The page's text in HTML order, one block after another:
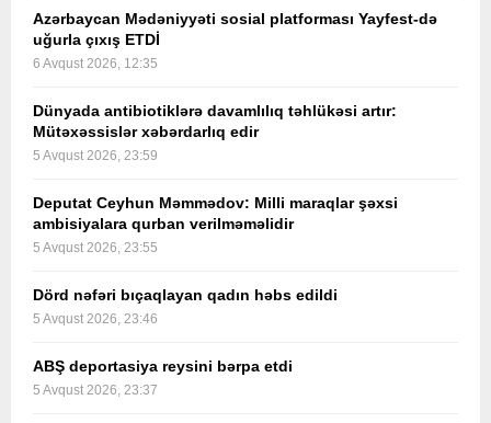
Azərbaycan Mədəniyyəti sosial platforması Yayfest-də
uğurla çıxış ETDİ
6 Avqust 2026, 12:35
Dünyada antibiotiklərə davamlılıq təhlükəsi artır:
Mütəxəssislər xəbərdarlıq edir
5 Avqust 2026, 23:59
Deputat Ceyhun Məmmədov: Milli maraqlar şəxsi
ambisiyalara qurban verilməməlidir
5 Avqust 2026, 23:55
Dörd nəfəri bıçaqlayan qadın həbs edildi
5 Avqust 2026, 23:46
ABŞ deportasiya reysini bərpa etdi
5 Avqust 2026, 23:37